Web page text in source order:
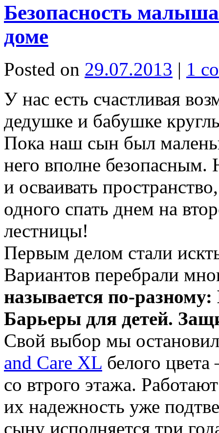
Безопасность
доме
Posted on 29.07.2013 | 1
У нас есть счастливая
дедушке и бабушке
Пока наш сын был
него вполне безопасным.
и осваивать
одного спать днем на
лестницы!
Первым делом стали
Вариантов перебрали
называется по-разному:
Барьеры для детей.
Свой выбор мы
and Care XL белого
со втрого этажа.
их надежность уже
сыну исполняется три